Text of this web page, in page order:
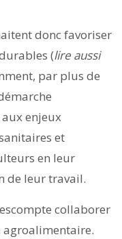
donc favoriser
(lire aussi
par plus de
enjeux
et
en leur
de leur travail.
collaborer
agroalimentaire.